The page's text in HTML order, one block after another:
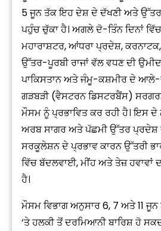
5 ਜੂਨ ਤੱਕ ਇਹ ਦੇਸ਼ ਦੇ ਦੱਖਣੀ ਅਤੇ
ਪਹੁੰਚ ਚੁੱਕਾ ਹੈ। ਅਗਲੇ ਦੋ-ਤਿੰਨ ਦਿਨਾਂ
ਮਹਾਰਾਸ਼ਟਰ, ਆਂਧਰਾ ਪ੍ਰਦੇਸ਼,
ਉੱਤਰ-ਪੂਰਬੀ ਰਾਜਾਂ ਵੱਲ ਵਧਣ ਦੀ
ਪਾਕਿਸਤਾਨ ਅਤੇ ਜੰਮੂ-ਕਸ਼ਮੀਰ ਦੇ
ਗੜਬੜੀ (ਵੈਸਟਰਨ ਡਿਸਟਰਬੈਂਸ)
ਮੌਸਮ ਨੂੰ ਪ੍ਰਭਾਵਿਤ ਕਰ ਰਹੀ ਹੈ। ਇਸ ਦੇ
ਅਰਬ ਸਾਗਰ ਅਤੇ ਪੱਛਮੀ ਉੱਤਰ ਪ੍ਰਦੇਸ਼
ਸਰਕੂਲੇਸ਼ਨ ਦੇ ਪ੍ਰਭਾਵ ਕਾਰਨ ਉੱਤਰੀ
ਵਿੱਚ ਬੱਦਲਵਾਈ, ਮੀਂਹ ਅਤੇ ਤੇਜ਼ ਹਵਾਵਾਂ
ਹੈ।
ਮੌਸਮ ਵਿਭਾਗ ਅਨੁਸਾਰ 6, 7 ਅਤੇ 11 ਜੂਨ
‘ਤੇ ਹਲਕੀ ਤੋਂ ਦਰਮਿਆਨੀ ਬਾਰਿਸ਼ ਹੋ